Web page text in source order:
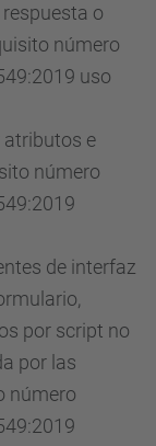
o
número
uso
atributos e
número
de interfaz
por script no
por las
número